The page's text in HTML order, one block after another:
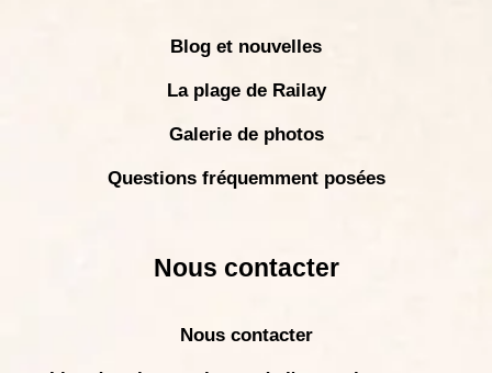
Blog et nouvelles
La plage de Railay
Galerie de photos
Questions fréquemment posées
Nous contacter
Nous contacter